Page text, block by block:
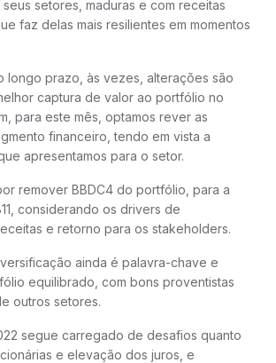
setores, maduras e com receitas
faz delas mais resilientes em momentos
longo prazo, às vezes, alterações são
captura de valor ao portfólio no
para este mês, optamos rever as
financeiro, tendo em vista a
apresentamos para o setor.
remover BBDC4 do portfólio, para a
considerando os drivers de
e retorno para os stakeholders.
ainda é palavra-chave e
equilibrado, com bons proventistas
outros setores.
segue carregado de desafios quanto
e elevação dos juros, e